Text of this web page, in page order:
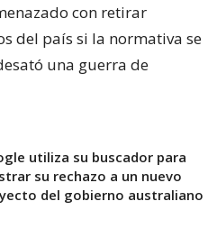
con retirar
del país si la normativa se
una guerra de
utiliza su buscador para
su rechazo a un nuevo
del gobierno australiano